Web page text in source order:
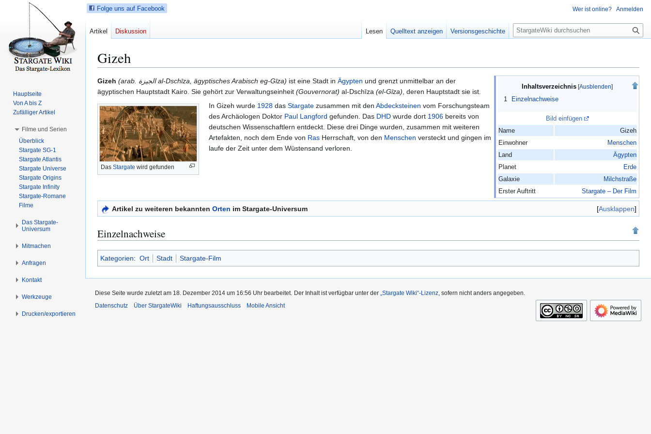
Gizeh
Z
u
r
N
a
v
g
t
s
p
r
i
n
Z
u
r
S
u
c
h
e
p
g
e
n
Inhaltsverzeichnis
1
Einzelnachweise
Bild einfügen
Name
Gizeh
Einwohner
Menschen
Land
Ägypten
Planet
Erde
Galaxie
Milchstraße
Erster Auftritt
Stargate – Der Film
Gizeh (arab. الجيزة al-Dschīza, ägyptisches Arabisch eg-Gīza) ist eine Stadt in Ägypten und grenzt unmittelbar an der
ägyptischen Hauptstadt Kairo. Sie gehört zur Verwaltungseinheit (Gouvernorat) al-Dschīza (el-Gīza), deren Hauptstadt sie ist.
Das Stargate wird gefunden
In Gizeh wurde 1928das Stargatezusammen mit den Abdecksteinen vom Forschungsteam
des Archäologen Doktor Paul Langford gefunden. Das DHDwurde dort 1906bereits von
deutschen Wissenschaftlern entdeckt. Diese drei Dinge wurden, zusammen mit weiteren
Artefakten, noch dem Ende von RasHerrschaft, von den Menschen versteckt und gingen im
laufe der Zeit unter dem Wüstensand verloren.
Ausklappen
Artikel zu weiteren bekannten Orten im Stargate-Universum
Einzelnachweise
Kategorien: Ort Stadt Stargate-Film
Folge uns auf Facebook Wer ist online? Anmelden
Artikel Diskussion Lesen Quelltext anzeigen Versionsgeschichte
S
u
e
Hauptseite
Von A bis Z
Zufälliger Artikel
Filme und Serien
Überblick
Stargate SG-1
Stargate Atlantis
Stargate Universe
Stargate Origins
Stargate Infinity
Stargate-Romane
Filme
Das Stargate-
Universum
Mitmachen
Anfragen
Kontakt
Werkzeuge
Drucken/­exportieren
Diese Seite wurde zuletzt am 18. Dezember 2014 um 16:56 Uhr bearbeitet. Der Inhalt ist verfügbar unter der „Stargate Wiki“-Lizenz, sofern nicht anders angegeben.
Datenschutz
Über StargateWiki Haftungsausschluss Mobile Ansicht